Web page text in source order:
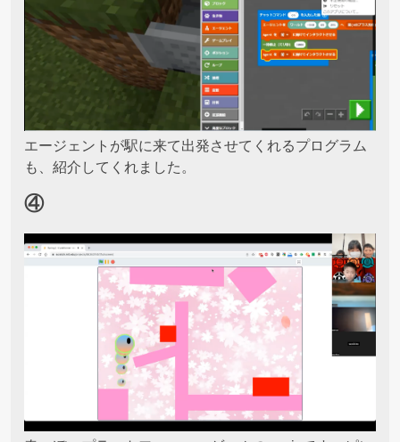
エージェントが駅に来て出発させてくれるプログラム
も、紹介してくれました。
④